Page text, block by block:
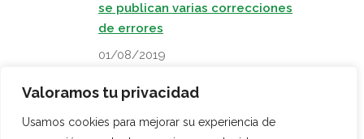
Valoramos tu privacidad
Usamos cookies para mejorar su experiencia de
se publican varias correcciones
de errores
01/08/2019
de Obstetricia y Ginecología en
el Hospital de la Mujer de Virgen
del Rocío.